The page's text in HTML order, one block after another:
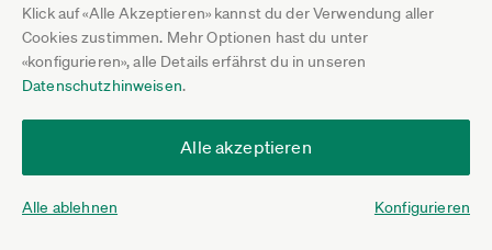
Klick auf «Alle Akzeptieren» kannst du der Verwendung aller
Cookies zustimmen. Mehr Optionen hast du unter
«konfigurieren», alle Details erfährst du in unseren
Datenschutzhinweisen.
Alle akzeptieren
Alle ablehnen Konfigurieren
sind aufgrund der Lage da auch etwas
flexibler als normal - es ist zwar nicht viel,
aber besser als nichts. Ist auf jeden Fall
einen Versuch wert, da sich bis Ende April
ja nicht viel bessern wird.